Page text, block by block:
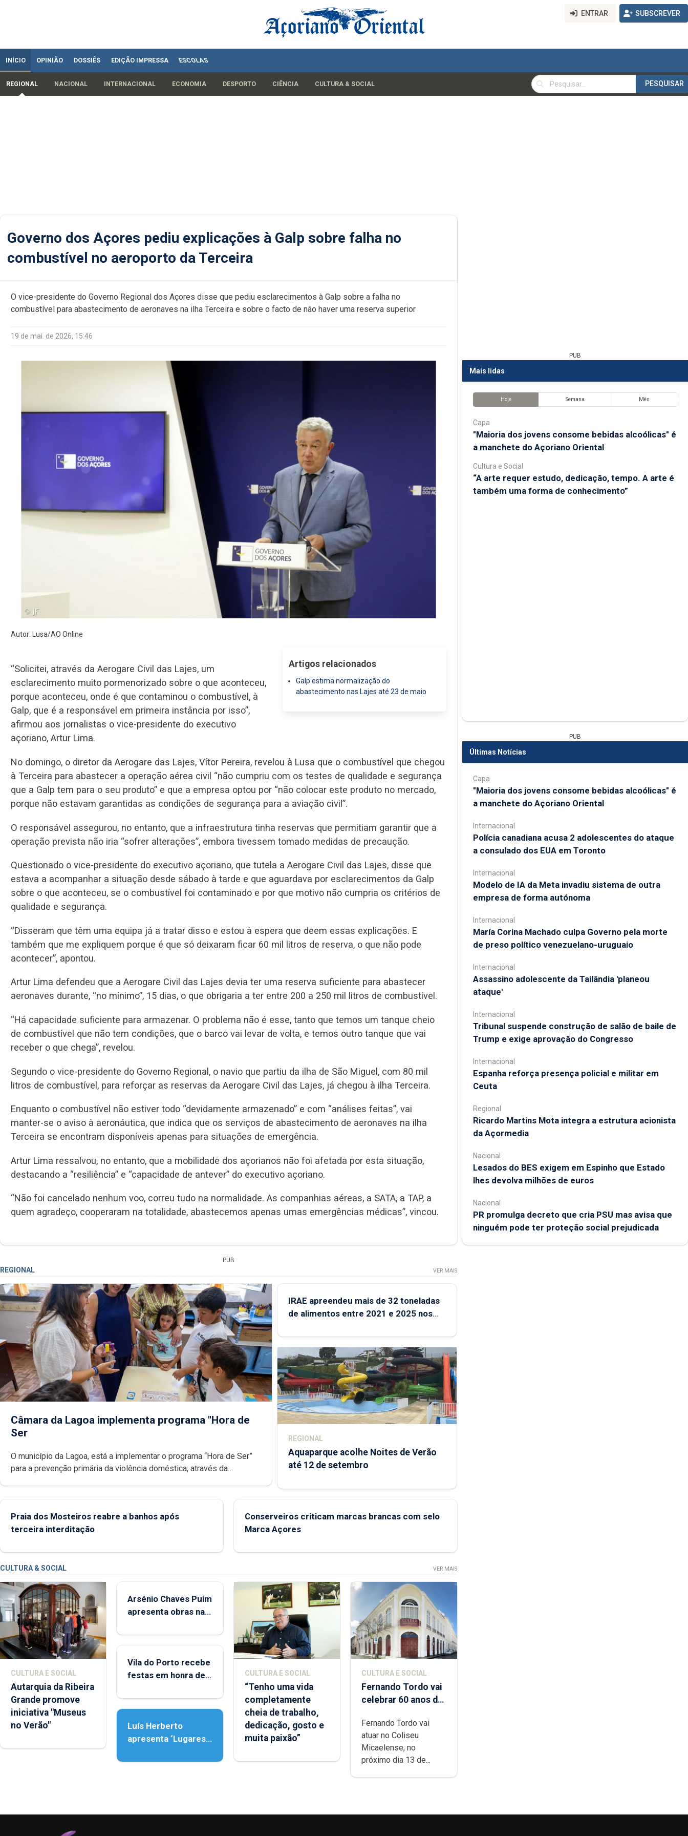
ENTRAR SUBSCREVER
INÍCIO OPINIÃO DOSSIÊS EDIÇÃO IMPRESSA ESCOLAS
REGIONAL NACIONAL INTERNACIONAL ECONOMIA DESPORTO CIÊNCIA CULTURA & SOCIAL
PESQUISAR
PESQUISAR
Governo dos Açores pediu explicações à Galp sobre falha no
combustível no aeroporto da Terceira
O vice-presidente do Governo Regional dos Açores disse que pediu esclarecimentos à Galp sobre a falha no
combustível para abastecimento de aeronaves na ilha Terceira e sobre o facto de não haver uma reserva superior
19 de mai. de 2026, 15:46
Autor: Lusa/AO Online
Artigos relacionados
Galp estima normalização do
abastecimento nas Lajes até 23 de maio
“Solicitei, através da Aerogare Civil das Lajes, um
esclarecimento muito pormenorizado sobre o que aconteceu,
porque aconteceu, onde é que contaminou o combustível, à
Galp, que é a responsável em primeira instância por isso”,
afirmou aos jornalistas o vice-presidente do executivo
açoriano, Artur Lima.
No domingo, o diretor da Aerogare das Lajes, Vítor Pereira, revelou à Lusa que o combustível que chegou
à Terceira para abastecer a operação aérea civil “não cumpriu com os testes de qualidade e segurança
que a Galp tem para o seu produto” e que a empresa optou por “não colocar este produto no mercado,
porque não estavam garantidas as condições de segurança para a aviação civil”.
O responsável assegurou, no entanto, que a infraestrutura tinha reservas que permitiam garantir que a
operação prevista não iria “sofrer alterações”, embora tivessem tomado medidas de precaução.
Questionado o vice-presidente do executivo açoriano, que tutela a Aerogare Civil das Lajes, disse que
estava a acompanhar a situação desde sábado à tarde e que aguardava por esclarecimentos da Galp
sobre o que aconteceu, se o combustível foi contaminado e por que motivo não cumpria os critérios de
qualidade e segurança.
“Disseram que têm uma equipa já a tratar disso e estou à espera que deem essas explicações. E
também que me expliquem porque é que só deixaram ficar 60 mil litros de reserva, o que não pode
acontecer”, apontou.
Artur Lima defendeu que a Aerogare Civil das Lajes devia ter uma reserva suficiente para abastecer
aeronaves durante, “no mínimo”, 15 dias, o que obrigaria a ter entre 200 a 250 mil litros de combustível.
“Há capacidade suficiente para armazenar. O problema não é esse, tanto que temos um tanque cheio
de combustível que não tem condições, que o barco vai levar de volta, e temos outro tanque que vai
receber o que chega”, revelou.
Segundo o vice-presidente do Governo Regional, o navio que partiu da ilha de São Miguel, com 80 mil
litros de combustível, para reforçar as reservas da Aerogare Civil das Lajes, já chegou à ilha Terceira.
Enquanto o combustível não estiver todo “devidamente armazenado” e com “análises feitas”, vai
manter-se o aviso à aeronáutica, que indica que os serviços de abastecimento de aeronaves na ilha
Terceira se encontram disponíveis apenas para situações de emergência.
Artur Lima ressalvou, no entanto, que a mobilidade dos açorianos não foi afetada por esta situação,
destacando a “resiliência” e “capacidade de antever” do executivo açoriano.
“Não foi cancelado nenhum voo, correu tudo na normalidade. As companhias aéreas, a SATA, a TAP, a
quem agradeço, cooperaram na totalidade, abastecemos apenas umas emergências médicas”, vincou.
PUB
REGIONAL VER MAIS
Câmara da Lagoa implementa programa "Hora de
Ser
O município da Lagoa, está a implementar o programa “Hora de Ser”
para a prevenção primária da violência doméstica, através da
IRAE apreendeu mais de 32 toneladas
de alimentos entre 2021 e 2025 nos
REGIONAL
Aquaparque acolhe Noites de Verão
até 12 de setembro
Praia dos Mosteiros reabre a banhos após
terceira interditação
Conserveiros criticam marcas brancas com selo
Marca Açores
CULTURA & SOCIAL VER MAIS
CULTURA E SOCIAL
Autarquia da Ribeira
Grande promove
iniciativa "Museus
no Verão"
Arsénio Chaves Puim
apresenta obras na
Porto
Vila do Porto recebe
festas em honra de
Assunção
Luís Herberto
apresenta ‘Lugares
CULTURA E SOCIAL
“Tenho uma vida
completamente
cheia de trabalho,
dedicação, gosto e
muita paixão”
CULTURA E SOCIAL
Fernando Tordo vai
celebrar 60 anos de
Micaelense
Fernando Tordo vai
atuar no Coliseu
Micaelense, no
próximo dia 13 de...
PUB
Mais lidas
Hoje Semana Mês
Capa
"Maioria dos jovens consome bebidas alcoólicas" é
a manchete do Açoriano Oriental
Cultura e Social
“A arte requer estudo, dedicação, tempo. A arte é
também uma forma de conhecimento”
PUB
Últimas Notícias
Capa
"Maioria dos jovens consome bebidas alcoólicas" é
a manchete do Açoriano Oriental
Internacional
Polícia canadiana acusa 2 adolescentes do ataque
a consulado dos EUA em Toronto
Internacional
Modelo de IA da Meta invadiu sistema de outra
empresa de forma autónoma
Internacional
María Corina Machado culpa Governo pela morte
de preso político venezuelano-uruguaio
Internacional
Assassino adolescente da Tailândia 'planeou
ataque'
Internacional
Tribunal suspende construção de salão de baile de
Trump e exige aprovação do Congresso
Internacional
Espanha reforça presença policial e militar em
Ceuta
Regional
Ricardo Martins Mota integra a estrutura acionista
da Açormedia
Nacional
Lesados do BES exigem em Espinho que Estado
lhes devolva milhões de euros
Nacional
PR promulga decreto que cria PSU mas avisa que
ninguém pode ter proteção social prejudicada